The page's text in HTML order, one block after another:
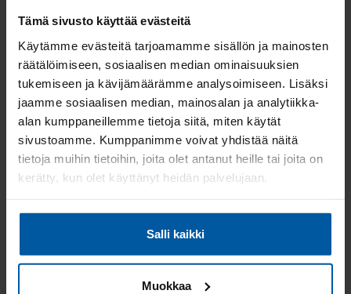
Tämä sivusto käyttää evästeitä
Käytämme evästeitä tarjoamamme sisällön ja mainosten
räätälöimiseen, sosiaalisen median ominaisuuksien
tukemiseen ja kävijämäärämme analysoimiseen. Lisäksi
jaamme sosiaalisen median, mainosalan ja analytiikka-
alan kumppaneillemme tietoja siitä, miten käytät
sivustoamme. Kumppanimme voivat yhdistää näitä
tietoja muihin tietoihin, joita olet antanut heille tai joita on
kerätty, kun olet käyttänyt heidän palvelujaan.
Salli kaikki
Muokkaa
KULOINEN
Leppäkertunkatu 1, 21200 Raisio
Esittely: 11. elokuuta 2026, klo 17:00 - 17:30
62.5 m²
3h+kt+s
Kerrostalo, 2028
Mh. 99 619 €
Vh. 248 800 €
KULOINEN
Leppäkertunkatu 1, 21200 Raisio
Esittely: 11. elokuuta 2026, klo 17:00 - 17:30